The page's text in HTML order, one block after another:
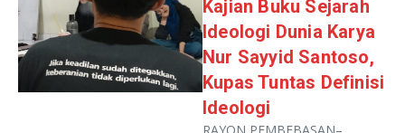
Kajian Buku Sejarah
Ideologi Dunia Karya
Nur Sayyid Santoso,
Kupas Tuntas Definisi
Ideologi